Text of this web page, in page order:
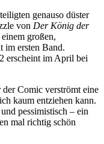
genauso düster
von Der König der
großen,
im ersten Band.
erscheint im April bei
Comic verströmt eine
kaum entziehen kann.
pessimistisch – ein
mal richtig schön